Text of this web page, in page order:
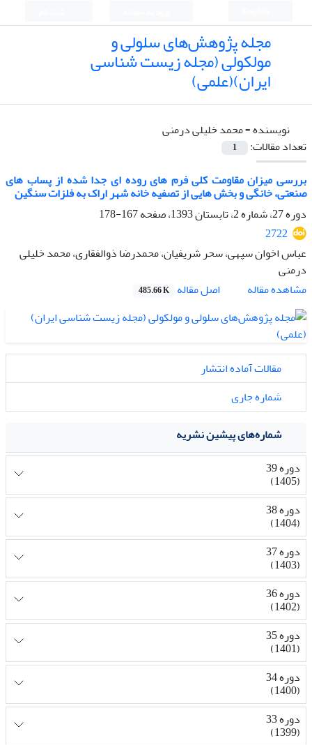
مجله پژوهش‌های سلولی و
مولکولی (مجله زیست شناسی
ایران)(علمی)
نویسنده =محمد خلیلی درمنی
تعداد مقالات:
1
بررسی میزان مقاومت کلی فرم های روده ای جدا شده از پساب های
صنعتی، خانگی و بخش هایی از تصفیه خانه شهر اراک به فلزات سنگین
دوره 27، شماره 2، تابستان 1393، صفحه
167-178
2722
عباس اخوان سپهی، سحر شریفیان، محمدرضا ذوالفقاری، محمد خلیلی
درمنی
مشاهده مقاله
اصل مقاله 485.66 K
مقالات آماده انتشار
شماره جاری
شماره‌های پیشین نشریه
دوره 39
(1405)
دوره 38
(1404)
دوره 37
(1403)
دوره 36
(1402)
دوره 35
(1401)
دوره 34
(1400)
دوره 33
(1399)